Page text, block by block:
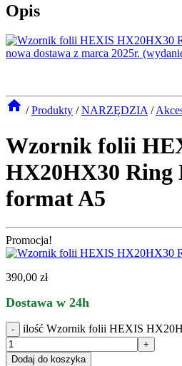
Opis
/ Produkty / NARZĘDZIA /
Wzornik folii
HX20HX30 Ring
format A5
Promocja!
390,00 zł
Dostawa w 24h
ilość Wzornik folii HEXIS
Dodaj do koszyka